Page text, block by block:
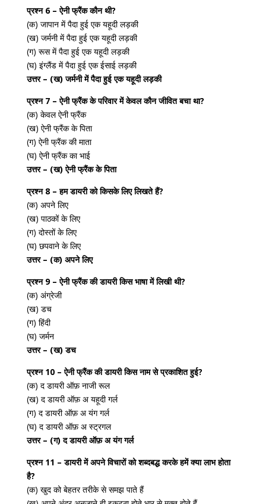
प्रश्न 6 – ऐनी फ्रैंक कौन थी?
(क) जापान में पैदा हुई एक यहूदी लड़की
(ख) जर्मनी में पैदा हुई एक यहूदी लड़की
(ग) रूस में पैदा हुई एक यहूदी लड़की
(घ) इंग्लैंड में पैदा हुई एक ईसाई लड़की
उत्तर – (ख) जर्मनी में पैदा हुई एक यहूदी लड़की
प्रश्न 7 – ऐनी फ्रैंक के परिवार में केवल कौन जीवित बचा था?
(क) केवल ऐनी फ्रैंक
(ख) ऐनी फ्रैंक के पिता
(ग) ऐनी फ्रैंक की माता
(घ) ऐनी फ्रैंक का भाई
उत्तर – (ख) ऐनी फ्रैंक के पिता
प्रश्न 8 – हम डायरी को किसके लिए लिखते हैं?
(क) अपने लिए
(ख) पाठकों के लिए
(ग) दोस्तों के लिए
(घ) छपवाने के लिए
उत्तर – (क) अपने लिए
प्रश्न 9 – ऐनी फ्रैंक की डायरी किस भाषा में लिखी थी?
(क) अंग्रेजी
(ख) डच
(ग) हिंदी
(घ) जर्मन
उत्तर – (ख) डच
प्रश्न 10 – ऐनी फ्रैंक की डायरी किस नाम से प्रकाशित हुई?
(क) द डायरी ऑफ़ नाजी रूल
(ख) द डायरी ऑफ़ अ यहूदी गर्ल
(ग) द डायरी ऑफ़ अ यंग गर्ल
(घ) द डायरी ऑफ़ अ स्ट्रगल
उत्तर – (ग) द डायरी ऑफ़ अ यंग गर्ल
प्रश्न 11 – डायरी में अपने विचारों को शब्दबद्ध करके हमें क्या लाभ होता
है?
(क) खुद को बेहतर तरीके से समझ पाते हैं